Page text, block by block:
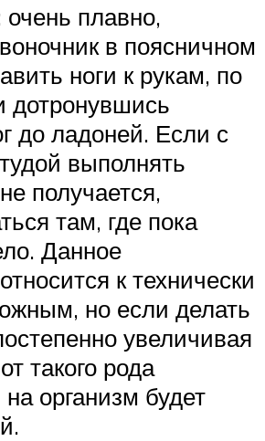
плавно,
в поясничном
ноги к рукам, по
дотронувшись
до ладоней. Если с
выполнять
получается,
там, где пока
Данное
к технически
но если делать
увеличивая
такого рода
организм будет